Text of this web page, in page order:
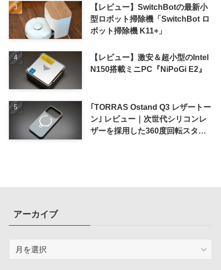
【レビュー】SwitchBotの最新小
型ロボット掃除機「SwitchBot ロ
ボット掃除機 K11+」
【レビュー】激安＆超小型のIntel
N150搭載ミニPC『NiPoGi E2』
｢TORRAS Ostand Q3 レザートー
ン｣ レビュー｜次世代シリコンレ
ザーを採用した360度回転スタン
アーカイブ